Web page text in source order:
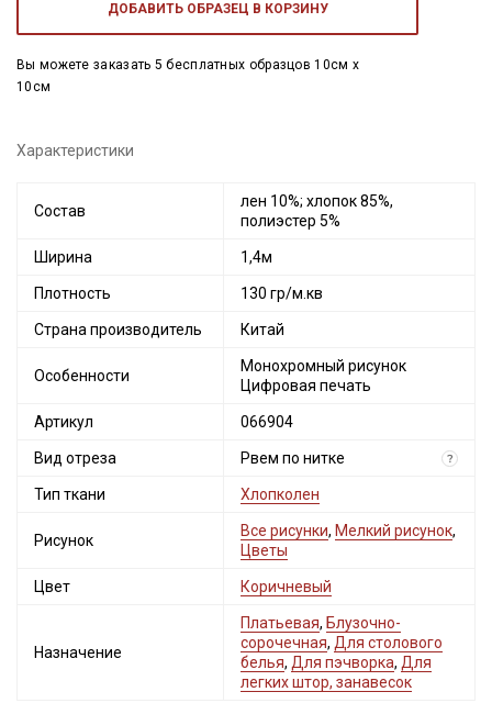
ДОБАВИТЬ ОБРАЗЕЦ В КОРЗИНУ
Вы можете заказать 5 бесплатных образцов 10см x
10см
Характеристики
Состав
лен 10%; хлопок 85%,
полиэстер 5%
Ширина 1,4м
Плотность 130 гр/м.кв
Страна производитель Китай
Особенности
Монохромный рисунок
Цифровая печать
Артикул 066904
Вид отреза Рвем по нитке ?
Тип ткани Хлопколен
Рисунок
Все рисунки, Мелкий рисунок,
Цветы
Цвет Коричневый
Назначение
Платьевая, Блузочно-
сорочечная, Для столового
белья, Для пэчворка, Для
легких штор, занавесок